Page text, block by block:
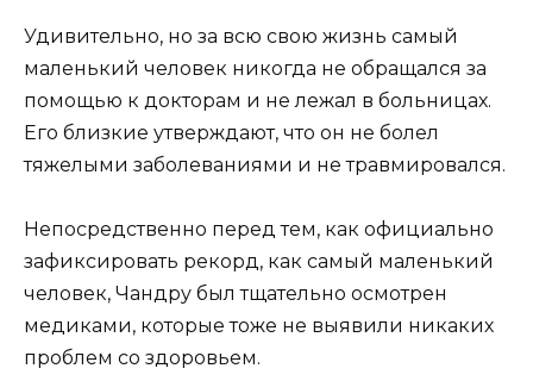
Удивительно, но за всю свою жизнь самый
маленький человек никогда не обращался за
помощью к докторам и не лежал в больницах.
Его близкие утверждают, что он не болел
тяжелыми заболеваниями и не травмировался.
Непосредственно перед тем, как официально
зафиксировать рекорд, как самый маленький
человек, Чандру был тщательно осмотрен
медиками, которые тоже не выявили никаких
проблем со здоровьем.